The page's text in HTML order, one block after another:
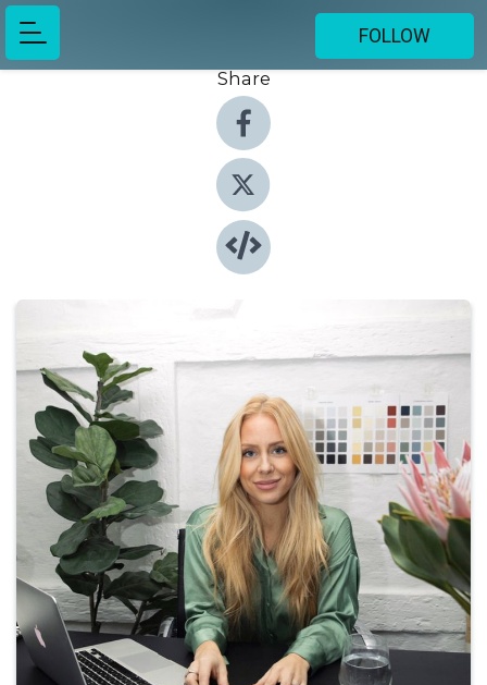
FOLLOW
Share